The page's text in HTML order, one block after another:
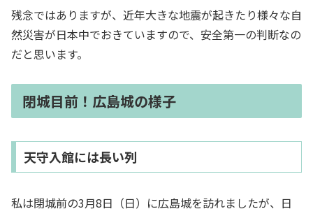
残念ではありますが、近年大きな地震が起きたり様々な自
然災害が日本中でおきていますので、安全第一の判断なの
だと思います。
閉城目前！広島城の様子
天守入館には長い列
私は閉城前の3月8日（日）に広島城を訪れましたが、日